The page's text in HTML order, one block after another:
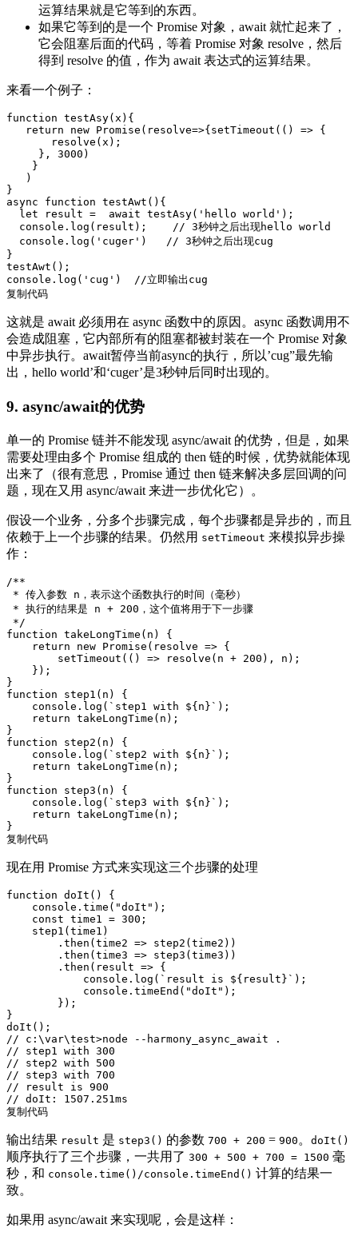
运算结果就是它等到的东西。
如果它等到的是一个 Promise 对象，await 就忙起来了，
它会阻塞后面的代码，等着 Promise 对象 resolve，然后
得到 resolve 的值，作为 await 表达式的运算结果。
来看一个例子：
function testAsy( x ) {
return
new Promise ( resolve=>{ setTimeout ( () => {
       resolve(x);
     },
3000 )
    }
   )
async
function testAwt () {
let result = await testAsy( 'hello world' );
console .log(result); // 3秒钟之后出现hello world
console .log( 'cuger' ) // 3秒钟之后出现cug
}
console .log( 'cug' ) //立即输出cug
复制代码
这就是 await 必须用在 async 函数中的原因。async 函数调用不
会造成阻塞，它内部所有的阻塞都被封装在一个 Promise 对象
中异步执行。await暂停当前async的执行，所以’cug”最先输
出，hello world’和‘cuger’是3秒钟后同时出现的。
9. async/await的优势
单一的 Promise 链并不能发现 async/await 的优势，但是，如果
需要处理由多个 Promise 组成的 then 链的时候，优势就能体现
出来了（很有意思，Promise 通过 then 链来解决多层回调的问
题，现在又用 async/await 来进一步优化它）。
假设一个业务，分多个步骤完成，每个步骤都是异步的，而且
依赖于上一个步骤的结果。仍然用 setTimeout 来模拟异步操
作：
/**
* 传入参数 n，表示这个函数执行的时间（毫秒）
* 执行的结果是 n + 200，这个值将用于下一步骤
*/
function takeLongTime ( n ) {
return
new Promise ( resolve => {
setTimeout ( () => resolve(n + 200 ), n);
    });
function
step1 ( n ) {
console .log( `step1 with ${n} ` );
return takeLongTime(n);
function
step2 ( n ) {
console .log( `step2 with ${n} ` );
return takeLongTime(n);
function
step3 ( n ) {
console .log( `step3 with ${n} ` );
return takeLongTime(n);
复制代码
现在用 Promise 方式来实现这三个步骤的处理
function doIt () {
console .time( "doIt" );
const time1 = 300 ;
    step1(time1)
        .then(
time2 => step2(time2))
        .then(
time3 => step3(time3))
        .then(
result => {
console .log( `result is ${result} ` );
console .timeEnd( "doIt" );
        });
}
// c:\var\test>node --harmony_async_await .
// step1 with 300
// step2 with 500
// step3 with 700
// result is 900
// doIt: 1507.251ms
复制代码
输出结果 result 是 step3() 的参数 700 + 200 = 900 。 doIt()
顺序执行了三个步骤，一共用了 300 + 500 + 700 = 1500 毫
秒，和 console.time()/console.timeEnd() 计算的结果一
致。
如果用 async/await 来实现呢，会是这样：